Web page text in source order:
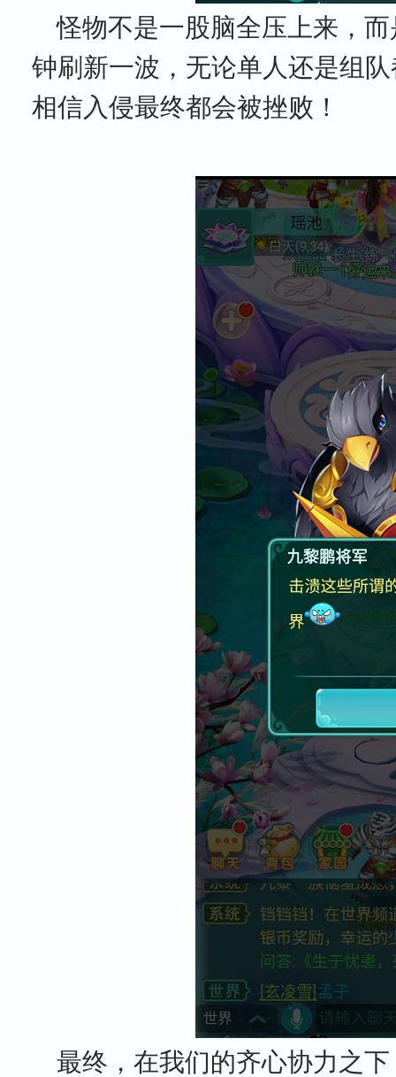
怪物不是一股脑全压上来，
钟刷新一波，无论单人还是组
相信入侵最终都会被挫败！
最终，在我们的齐心协力之